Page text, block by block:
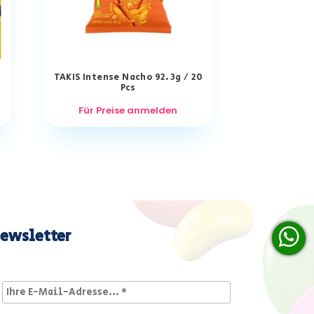
TAKIS Intense Nacho 92.3g / 20
Pcs
Für Preise anmelden